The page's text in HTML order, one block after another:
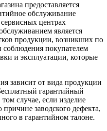
предоставляется
обслуживание
центрах
является
продукции, возникших по
соблюдения покупателем
и эксплуатации, которые
зависит от вида продукции
гарантийный
случае, если изделие
заводского дефекта,
в гарантийном талоне.